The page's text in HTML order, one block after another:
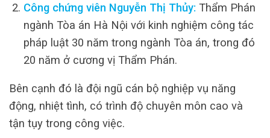
Công chứng viên Nguyễn Thị Thủy: Thẩm Phán
ngành Tòa án Hà Nội với kinh nghiệm công tác
pháp luật 30 năm trong ngành Tòa án, trong đó
20 năm ở cương vị Thẩm Phán.
Bên cạnh đó là đội ngũ cán bộ nghiệp vụ năng
động, nhiệt tình, có trình độ chuyên môn cao và
tận tụy trong công việc.